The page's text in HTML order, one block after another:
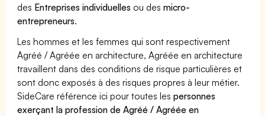
des Entreprises individuelles ou desmicro-
entrepreneurs.
Les hommes et les femmes qui sont respectivement
Agréé / Agréée en architecture, Agréée en architecture
travaillent dans des conditions de risque particulières et
sont donc exposés à des risques propres à leur métier.
SideCare référence ici pour toutes lespersonnes
exerçant la profession de Agréé / Agréée en